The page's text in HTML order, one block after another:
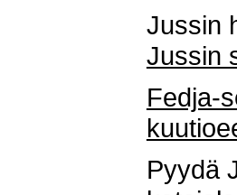
Jussin
Jussin
Fedja-
Pyydä